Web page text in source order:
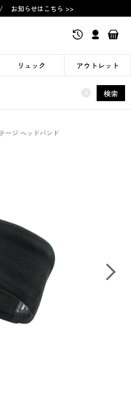
お知らせはこちら >>
リュック アウトレット
× 検索
ージ ヘッドバンド